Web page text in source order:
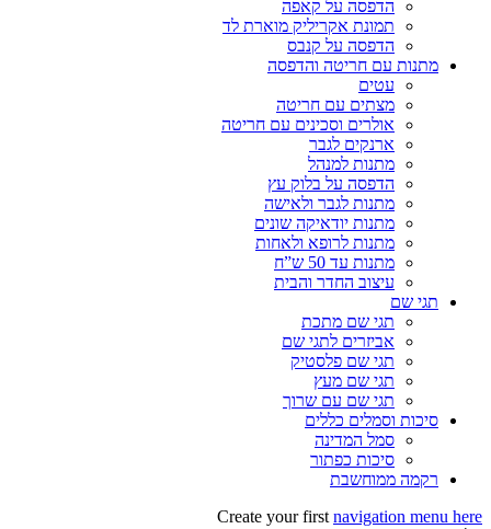
הדפסה על קאפה
תמונת אקריליק מוארת לד
הדפסה על קנבס
מתנות עם חריטה והדפסה
עטים
מצתים עם חריטה
אולרים וסכינים עם חריטה
ארנקים לגבר
מתנות למנהל
הדפסה על בלוק עץ
מתנות לגבר ולאישה
מתנות יודאיקה שונים
מתנות לרופא ולאחות
מתנות עד 50 ש”ח
עיצוב החדר והבית
תגי שם
תגי שם מתכת
אביזרים לתגי שם
תגי שם פלסטיק
תגי שם מעץ
תגי שם עם שרוך
סיכות וסמלים כללים
סמל המדינה
סיכות כפתור
רקמה ממוחשבת
Create your first navigation menu here